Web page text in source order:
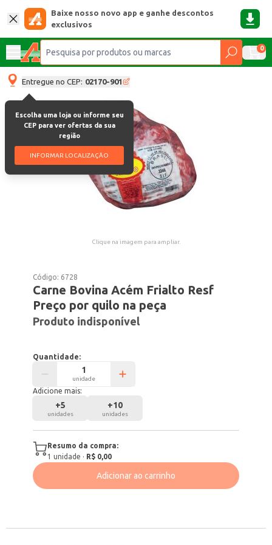
Baixe nosso novo app e ganhe descontos
exclusivos
0
Entregue no CEP: 02170-901
Escolha uma loja ou informe seu
CEP para ver ofertas da sua
região
INFORMAR LOCALIZAÇÃO
Clique na imagem para ampliar.
Código: 6728
Carne Bovina Acém Frialto Resf
Preço por quilo na peça
Produto indisponível
Quantidade:
unidade
Adicione mais:
+5
unidades
+10
unidades
Resumo da compra:
1 unidade · R$ 0,00
Adicionar ao carrinho